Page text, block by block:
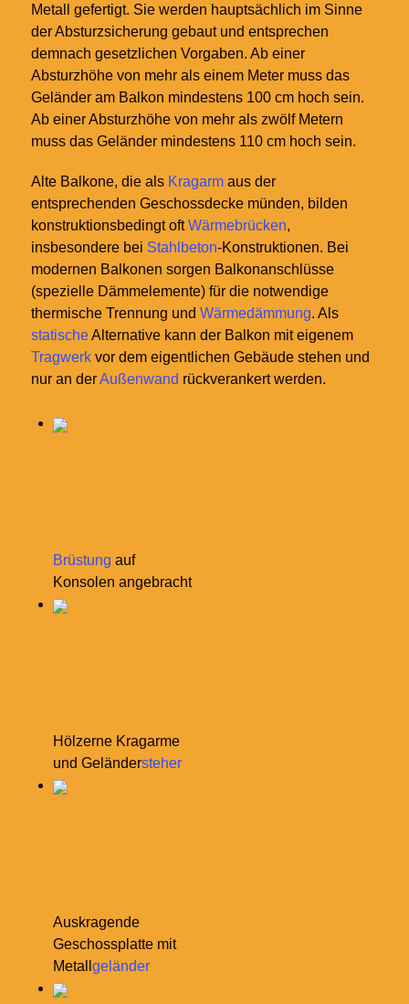
Metall gefertigt. Sie werden hauptsächlich im Sinne
der Absturzsicherung gebaut und entsprechen
demnach gesetzlichen Vorgaben. Ab einer
Absturzhöhe von mehr als einem Meter muss das
Geländer am Balkon mindestens 100 cm hoch sein.
Ab einer Absturzhöhe von mehr als zwölf Metern
muss das Geländer mindestens 110 cm hoch sein.
Alte Balkone, die als Kragarm aus der
entsprechenden Geschossdecke münden, bilden
konstruktionsbedingt oftWärmebrücken,
insbesondere bei Stahlbeton-Konstruktionen. Bei
modernen Balkonen sorgen Balkonanschlüsse
(spezielle Dämmelemente) für die notwendige
thermische Trennung und Wärmedämmung. Als
statischeAlternative kann der Balkon mit eigenem
Tragwerk vor dem eigentlichen Gebäude stehen und
nur an derAußenwand rückverankert werden.
Brüstung auf
Konsolen angebracht
Hölzerne Kragarme
und Geländersteher
Auskragende
Geschossplatte mit
Metall geländer